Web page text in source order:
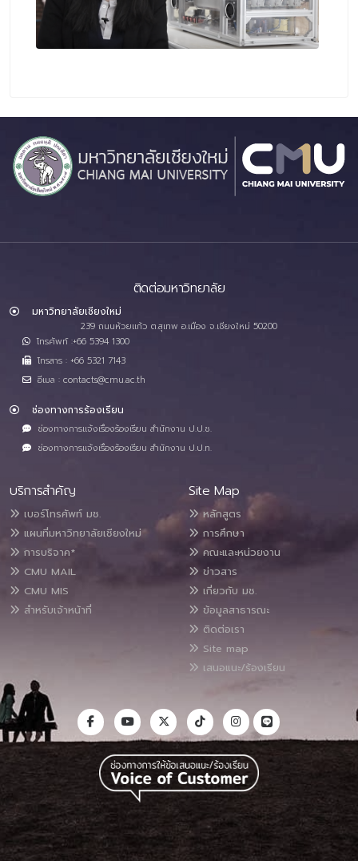
ติดต่อมหาวิทยาลัย
มหาวิทยาลัยเชียงใหม่
239 ถนนห้วยแก้ว ต.สุเทพ อ.เมือง จ.เชียงใหม่ 50200
โทรศัพท์ :+66 5394 1300
โทรสาร : +66 5321 7143
อีเมล : contacts@cmu.ac.th
ช่องทางการร้องเรียน
ช่องทางการแจ้งเรื่องร้องเรียน สำนักงาน ป.ป.ช.
ช่องทางการแจ้งเรื่องร้องเรียน สำนักงาน ป.ป.ท.
บริการสำคัญ
เบอร์โทรศัพท์ มช.
แผนที่มหาวิทยาลัยเชียงใหม่
การบริจาค*
CMU MAIL
CMU MIS
สำหรับเจ้าหน้าที่
Site Map
หลักสูตร
การศึกษา
คณะและหน่วยงาน
ข่าวสาร
เกี่ยวกับ มช.
ข้อมูลสาธารณะ
ติดต่อเรา
Site map
เสนอแนะ/ร้องเรียน